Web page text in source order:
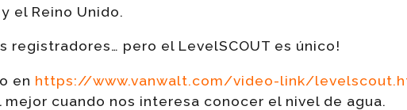
el Reino Unido.
registradores… pero el LevelSCOUT es único!
en https://www.vanwalt.com/video-link/
mejor cuando nos interesa conocer el nivel de agua.